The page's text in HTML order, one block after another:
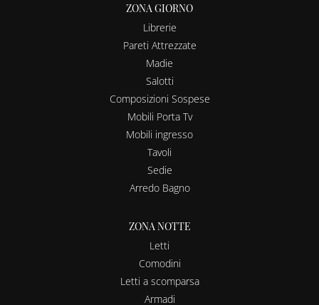
ZONA GIORNO
Librerie
Pareti Attrezzate
Madie
Salotti
Composizioni Sospese
Mobili Porta Tv
Mobili ingresso
Tavoli
Sedie
Arredo Bagno
ZONA NOTTE
Letti
Comodini
Letti a scomparsa
Armadi